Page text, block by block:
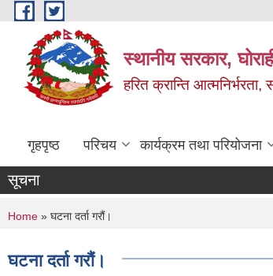
Skip to main content
स्थानीय सरकार,
हरित क्रान्ति
गृहपृष्ठ परिचय कार्यक्रम तथा परियोजना
सूचना
You are here
Home » घटना दर्ता गरौं।
घटना दर्ता गरौं।